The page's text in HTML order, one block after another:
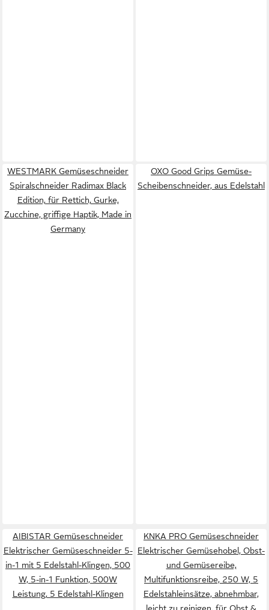
WESTMARK Gemüseschneider
Spiralschneider Radimax Black
Edition, für Rettich, Gurke,
Zucchine, griffige Haptik, Made in
Germany
OXO Good Grips Gemüse-
Scheibenschneider, aus Edelstahl
AIBISTAR Gemüseschneider
Elektrischer Gemüseschneider 5-
in-1 mit 5 Edelstahl-Klingen, 500
W, 5-in-1 Funktion, 500W
Leistung, 5 Edelstahl-Klingen
KNKA PRO Gemüseschneider
Elektrischer Gemüsehobel, Obst-
und Gemüsereibe,
Multifunktionsreibe, 250 W, 5
Edelstahleinsätze, abnehmbar,